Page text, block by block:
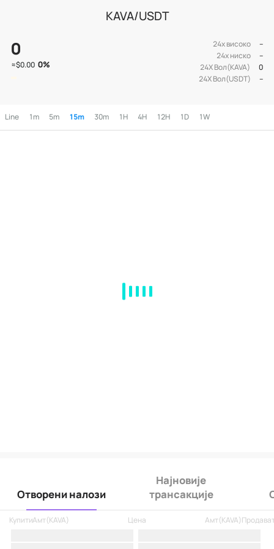
KAVA/USDT
0
≈$0.00 0%
24х високо
--
24х ниско
--
24Х Вол(KAVA)
0
24Х Вол(USDT)
--
Line 1m 5m 15m 30m 1H 4H 12H 1D 1W
Отворени налози
Најновије
трансакције
КупитиАмт (KAVA) Цена Амт (KAVA)